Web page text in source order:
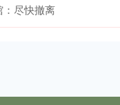
：尽快撤离